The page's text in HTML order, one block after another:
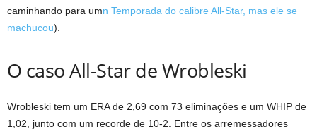
caminhando para umn Temporada do calibre All-Star, mas ele se
machucou).
O caso All-Star de Wrobleski
Wrobleski tem um ERA de 2,69 com 73 eliminações e um WHIP de
1,02, junto com um recorde de 10-2. Entre os arremessadores